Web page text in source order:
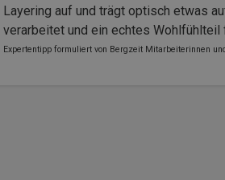
Layering auf und trägt optisch etwas
verarbeitet und ein echtes Wohlfühlteil
Expertentipp formuliert von Bergzeit Mitarbeiterinnen